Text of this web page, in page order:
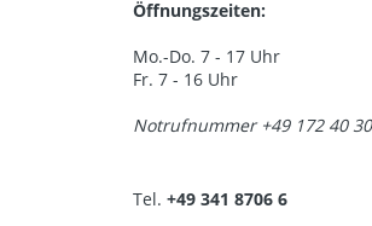
Öffnungszeiten:
Mo.-Do. 7 - 17 Uhr
Fr. 7 - 16 Uhr
Notrufnummer +49 172 40
Tel.+49 341 8706 6